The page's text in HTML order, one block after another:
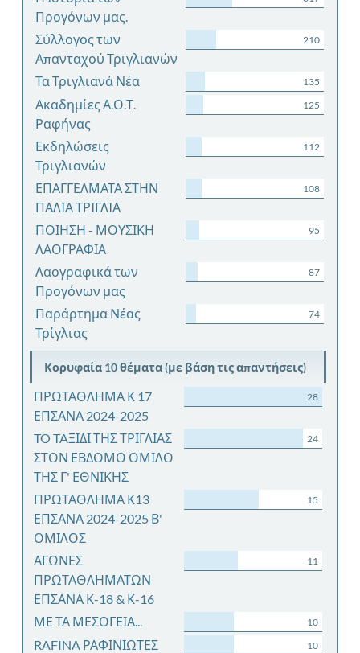
Προγόνων μας.
Σύλλογος των
Απανταχού Τριγλιανών
210
Τα Τριγλιανά Νέα 135
Ακαδημίες Α.Ο.Τ.
Ραφήνας
125
Εκδηλώσεις
Τριγλιανών
112
ΕΠΑΓΓΕΛΜΑΤΑ ΣΤΗΝ
ΠΑΛΙΑ ΤΡΙΓΛΙΑ
108
ΠΟΙΗΣΗ - ΜΟΥΣΙΚΗ
ΛΑΟΓΡΑΦΙΑ
95
Λαογραφικά των
Προγόνων μας
87
Παράρτημα Νέας
Τρίγλιας
74
Κορυφαία 10 θέματα (με βάση τις απαντήσεις)
ΠΡΩΤΑΘΛΗΜΑ Κ 17
ΕΠΣΑΝΑ 2024-2025
28
TO TAΞΙΔΙ ΤΗΣ ΤΡΙΓΛΙΑΣ
ΣΤΟΝ ΕΒΔΟΜΟ ΟΜΙΛΟ
ΤΗΣ Γ' ΕΘΝΙΚΗΣ
24
ΠΡΩΤΑΘΛΗΜΑ Κ13
ΕΠΣΑΝΑ 2024-2025 Β'
ΟΜΙΛΟΣ
15
ΑΓΩΝΕΣ
ΠΡΩΤΑΘΛΗΜΑΤΩΝ
ΕΠΣΑΝΑ Κ-18 & Κ-16
11
ΜΕ ΤΑ ΜΕΣΟΓΕΙΑ... 10
RAFINA ΡΑΦΙΝΙΩΤΕΣ 10